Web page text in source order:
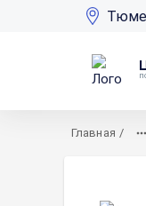
Главная /